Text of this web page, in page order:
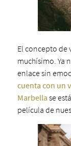
El concepto de
muchísimo. Ya
enlace sin
cuenta con un
Marbella se
película de